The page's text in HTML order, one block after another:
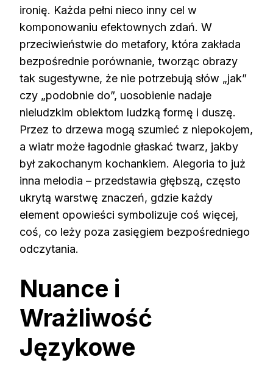
ironię. Każda pełni nieco inny cel w
komponowaniu efektownych zdań. W
przeciwieństwie do metafory, która zakłada
bezpośrednie porównanie, tworząc obrazy
tak sugestywne, że nie potrzebują słów „jak”
czy „podobnie do”, uosobienie nadaje
nieludzkim obiektom ludzką formę i duszę.
Przez to drzewa mogą szumieć z niepokojem,
a wiatr może łagodnie głaskać twarz, jakby
był zakochanym kochankiem. Alegoria to już
inna melodia – przedstawia głębszą, często
ukrytą warstwę znaczeń, gdzie każdy
element opowieści symbolizuje coś więcej,
coś, co leży poza zasięgiem bezpośredniego
odczytania.
Nuance i
Wrażliwość
Językowe